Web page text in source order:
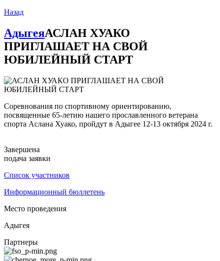
Назад
АдыгеяАСЛАН ХУАКО
ПРИГЛАШАЕТ НА СВОЙ
ЮБИЛЕЙНЫЙ СТАРТ
Соревнования по спортивному ориентированию,
посвященные 65-летию нашего прославленного ветерана
спорта Аслана Хуако, пройдут в Адыгее 12-13 октября 2024 г.
Завершена
подача заявки
Cписок участников
Информационный бюллетень
Место проведения
Адыгея
Партнеры